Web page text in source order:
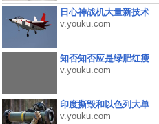
日心神战机大量新技术
v.youku.com
知否知否应是绿肥红瘦
v.youku.com
印度撕毁和以色列大单
v.youku.com